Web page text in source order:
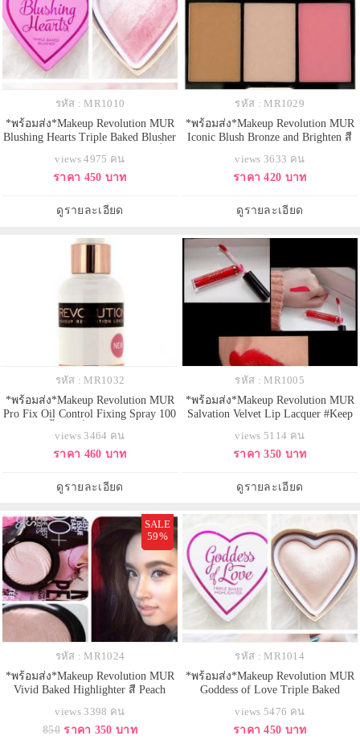
รหัส : MR1010
*พร้อมส่ง*Makeup Revolution MUR
Blushing Hearts Triple Baked Blusher
สดใส มีเลือดฝาด บรัชออนรูปหัวใจ
3 เฉดสี แพคเกจน่ารักมากๆ ดีไซน์
แต่ราคาเบากว่าเยอะ เนื้อบรัชเปล่ง
ประกายฉ่ำๆ ช่วยกระ
views 4975 คน
ราคา 450 บาท
ดูรายละเอียด
รหัส : MR1029
*พร้อมส่ง*Makeup Revolution MUR
Iconic Blush Bronze and Brighten สี
กลางๆค่ะ บรอนเซอร์เนื้อซาติน +
ไฮไลท์เนื้อซาติน + ปัดแก้มสีชมพูนม
อย่างคุ้มสุดๆ ลอง Swatch ดูแล้วสีนุ่ม
มากค่ะ เกลี่ยง่าย ไม่เป็นปื้น
views 3633 คน
ราคา 420 บาท
ดูรายละเอียด
รหัส : MR1032
*พร้อมส่ง*Makeup Revolution MUR
Pro Fix Oil Control Fixing Spray 100
Make up ติดทนนาน เสมือนการแพ็ค
แป้งยึดไว้กับผิว ไม่ให้หลุดออก ทำให้
Oil Control เน้น ลดความมันบน
views 3464 คน
ราคา 460 บาท
ดูรายละเอียด
รหัส : MR1005
*พร้อมส่ง*Makeup Revolution MUR
Salvation Velvet Lip Lacquer #Keep
แท่งจุ่ม เนื้อแมท แต่ไม่ทำให้ปากแห้ง
เม็ดสีแน่น ติดทนนาน กลบสีปากเดิม
views 5114 คน
ราคา 350 บาท
ดูรายละเอียด
SALE
59%
รหัส : MR1024
*พร้อมส่ง*Makeup Revolution MUR
Vivid Baked Highlighter สี Peach
ผิวขาว ไฮไลท์เนื้อฝุ่น ประกายชิมเม
อร์แวววาว ทำให้หน้าดูสว่างมีมิติ
views 3398 คน
850 ราคา 350 บาท
รหัส : MR1014
*พร้อมส่ง*Makeup Revolution MUR
Goddess of Love Triple Baked
ไฮไลท์สีชมพูแชมเปญน่ารัก ขับให้
ผิวสวยอมชมพู ไฮไลท์รูปหัวใจ แพค
views 5476 คน
ราคา 450 บาท